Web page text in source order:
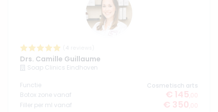
Drs. Camille Guillaume
Soap Clinics Eindhoven
Functie
Cosmetisch arts
Botox zone vanaf
€ 145 ,00
Filler per ml vanaf
€ 350 ,00